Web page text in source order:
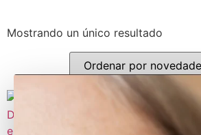
Mostrando un único resultado